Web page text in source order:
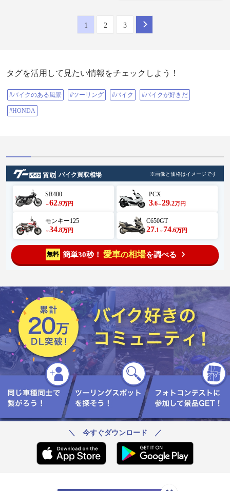
1 2 3
タグを活用して見たい情報をチェックしよう！
#バイクのある風景 #ツーリング #バイク #バイクが好きだ
#HONDA
バイク買取相場 ※画像と価格はイメージです
SR400
～62.9万円
PCX
3.6～29.2万円
モンキー125
～34.8万円
C650GT
27.1 ～ 74.6万円
無料 簡単30秒！ 愛車の相場を調べる
＼ 今すぐダウンロード ／